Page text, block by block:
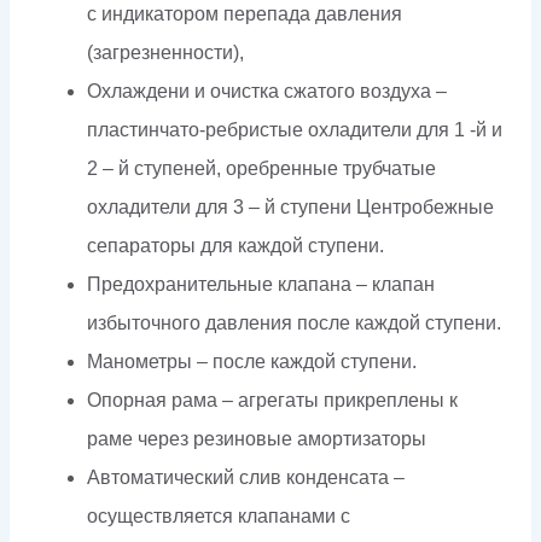
с индикатором перепада давления
(загрезненности),
Охлаждени и очистка сжатого воздуха –
пластинчато-ребристые охладители для 1 -й и
2 – й ступеней, оребренные трубчатые
охладители для 3 – й ступени Центробежные
сепараторы для каждой ступени.
Предохранительные клапана – клапан
избыточного давления после каждой ступени.
Манометры – после каждой ступени.
Опорная рама – агрегаты прикреплены к
раме через резиновые амортизаторы
Автоматический слив конденсата –
осуществляется клапанами с